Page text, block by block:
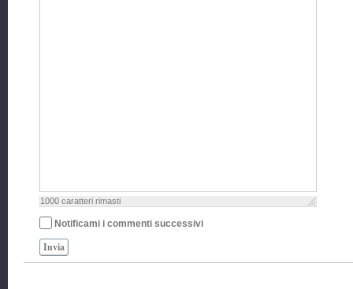
1000 caratteri rimasti
Notificami i commenti successivi
Invia